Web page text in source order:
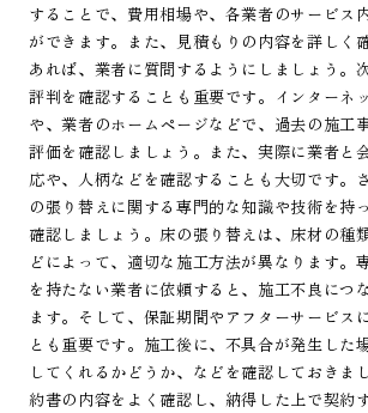
することで、費用相場や、各業者のサービス
ができます。また、見積もりの内容を詳しく
あれば、業者に質問するようにしましょう。
評判を確認することも重要です。インターネ
や、業者のホームページなどで、過去の施工
評価を確認しましょう。また、実際に業者と
応や、人柄などを確認することも大切です。
の張り替えに関する専門的な知識や技術を持
確認しましょう。床の張り替えは、床材の種
どによって、適切な施工方法が異なります。
を持たない業者に依頼すると、施工不良につ
ます。そして、保証期間やアフターサービス
とも重要です。施工後に、不具合が発生した
してくれるかどうか、などを確認しておきま
約書の内容をよく確認し、納得した上で契約